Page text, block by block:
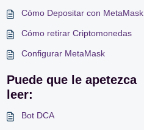
Cómo Depositar con MetaMask
Cómo retirar Criptomonedas
Configurar MetaMask
Puede que le apetezca
leer:
Bot DCA